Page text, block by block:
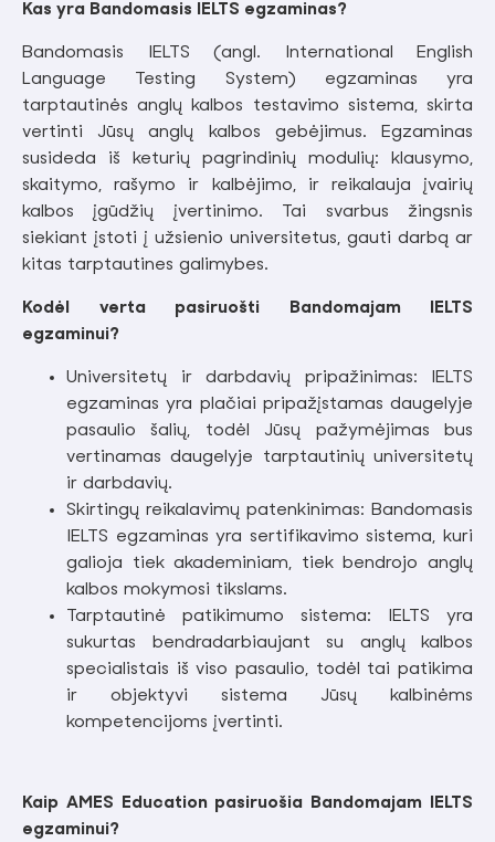
Kas yra Bandomasis IELTS egzaminas?
Bandomasis IELTS (angl. International English
Language Testing System) egzaminas yra
tarptautinės anglų kalbos testavimo sistema, skirta
vertinti Jūsų anglų kalbos gebėjimus. Egzaminas
susideda iš keturių pagrindinių modulių: klausymo,
skaitymo, rašymo ir kalbėjimo, ir reikalauja įvairių
kalbos įgūdžių įvertinimo. Tai svarbus žingsnis
siekiant įstoti į užsienio universitetus, gauti darbą ar
kitas tarptautines galimybes.
Kodėl verta pasiruošti Bandomajam IELTS
egzaminui?
Universitetų ir darbdavių pripažinimas: IELTS
egzaminas yra plačiai pripažįstamas daugelyje
pasaulio šalių, todėl Jūsų pažymėjimas bus
vertinamas daugelyje tarptautinių universitetų
ir darbdavių.
Skirtingų reikalavimų patenkinimas: Bandomasis
IELTS egzaminas yra sertifikavimo sistema, kuri
galioja tiek akademiniam, tiek bendrojo anglų
kalbos mokymosi tikslams.
Tarptautinė patikimumo sistema: IELTS yra
sukurtas bendradarbiaujant su anglų kalbos
specialistais iš viso pasaulio, todėl tai patikima
ir objektyvi sistema Jūsų kalbinėms
kompetencijoms įvertinti.
Kaip AMES Education pasiruošia Bandomajam IELTS
egzaminui?